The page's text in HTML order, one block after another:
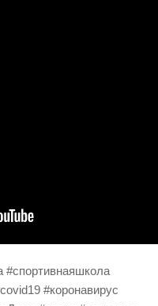
#спортивнаяшкола
#коронавирус